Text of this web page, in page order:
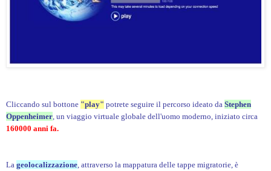
Cliccando sul bottone "play" potrete seguire il percorso ideato da Stephen
Oppenheimer, un viaggio virtuale globale dell'uomo moderno, iniziato circa
160000 anni fa.
La geolocalizzazione, attraverso la mappatura delle tappe migratorie, è